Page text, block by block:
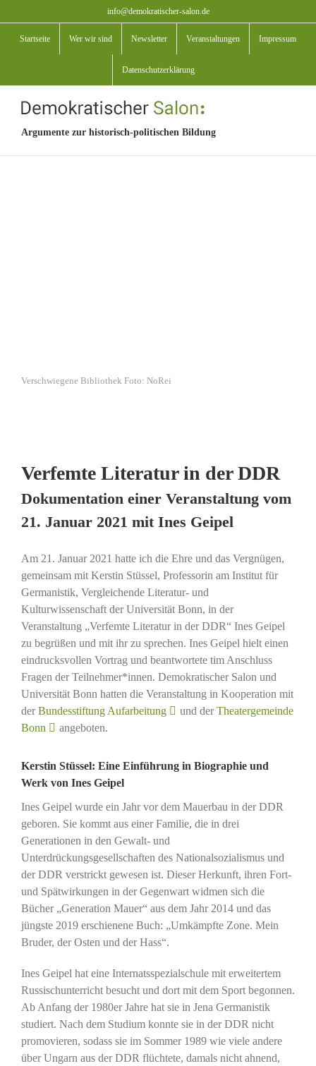
Inhalt
springen
info@demokratischer-salon.de
Startseite Wer wir sind Newsletter Veranstaltungen Impressum
Datenschutzerklärung
Argumente zur historisch-politischen Bildung
Verschwiegene Bibliothek Foto: NoRei
Verfemte Literatur in der DDR
Dokumentation einer Veranstaltung vom
21. Januar 2021 mit Ines Geipel
Am 21. Januar 2021 hatte ich die Ehre und das Vergnügen,
gemeinsam mit Kerstin Stüssel, Professorin am Institut für
Germanistik, Vergleichende Literatur- und
Kulturwissenschaft der Universität Bonn, in der
Veranstaltung „Verfemte Literatur in der DDR“ Ines Geipel
zu begrüßen und mit ihr zu sprechen. Ines Geipel hielt einen
eindrucksvollen Vortrag und beantwortete tim Anschluss
Fragen der Teilnehmer*innen. Demokratischer Salon und
Universität Bonn hatten die Veranstaltung in Kooperation mit
derBundesstiftung Aufarbeitung und derTheatergemeinde
Bonn
angeboten.
Kerstin Stüssel: Eine Einführung in Biographie und
Werk von Ines Geipel
Ines Geipel wurde ein Jahr vor dem Mauerbau in der DDR
geboren. Sie kommt aus einer Familie, die in drei
Generationen in den Gewalt- und
Unterdrückungsgesellschaften des Nationalsozialismus und
der DDR verstrickt gewesen ist. Dieser Herkunft, ihren Fort-
und Spätwirkungen in der Gegenwart widmen sich die
Bücher „Generation Mauer“ aus dem Jahr 2014 und das
jüngste 2019 erschienene Buch: „Umkämpfte Zone. Mein
Bruder, der Osten und der Hass“.
Ines Geipel hat eine Internatsspezialschule mit erweitertem
Russischunterricht besucht und dort mit dem Sport begonnen.
Ab Anfang der 1980er Jahre hat sie in Jena Germanistik
studiert. Nach dem Studium konnte sie in der DDR nicht
promovieren, sodass sie im Sommer 1989 wie viele andere
über Ungarn aus der DDR flüchtete, damals nicht ahnend,